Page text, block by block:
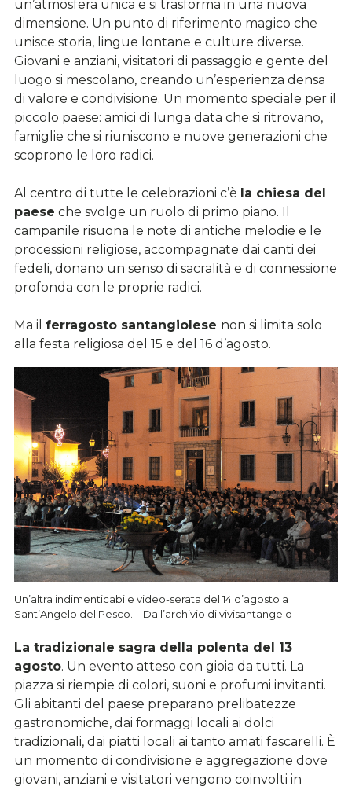
un’atmosfera unica e si trasforma in una nuova
dimensione. Un punto di riferimento magico che
unisce storia, lingue lontane e culture diverse.
Giovani e anziani, visitatori di passaggio e gente del
luogo si mescolano, creando un’esperienza densa
di valore e condivisione. Un momento speciale per il
piccolo paese: amici di lunga data che si ritrovano,
famiglie che si riuniscono e nuove generazioni che
scoprono le loro radici.
Al centro di tutte le celebrazioni c’è la chiesa del
paese che svolge un ruolo di primo piano. Il
campanile risuona le note di antiche melodie e le
processioni religiose, accompagnate dai canti dei
fedeli, donano un senso di sacralità e di connessione
profonda con le proprie radici.
Ma il ferragosto santangiolese non si limita solo
alla festa religiosa del 15 e del 16 d’agosto.
Un’altra indimenticabile video-serata del 14 d’agosto a
Sant’Angelo del Pesco. – Dall’archivio di vivisantangelo
La tradizionale sagra della polenta del 13
agosto. Un evento atteso con gioia da tutti. La
piazza si riempie di colori, suoni e profumi invitanti.
Gli abitanti del paese preparano prelibatezze
gastronomiche, dai formaggi locali ai dolci
tradizionali, dai piatti locali ai tanto amati fascarelli. È
un momento di condivisione e aggregazione dove
giovani, anziani e visitatori vengono coinvolti in